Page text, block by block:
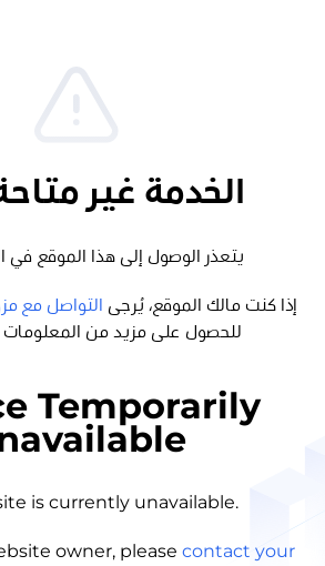
الخدمة غير
يتعذر الوصول إلى هذا الموقع في
إذا كنت مالك الموقع، يُرجى
التواصل مع
للحصول على مزيد من
Temporarily
is currently unavailable.
owner, please contact your